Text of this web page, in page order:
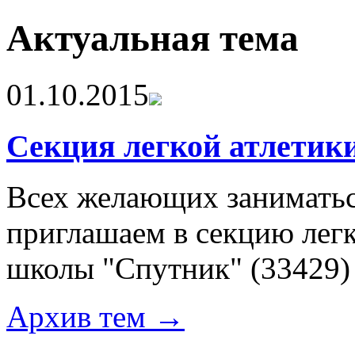
Актуальная тема
01.10.2015
Секция легкой
Всех желающих
приглашаем в секцию
школы "Спутник" (33429)
Архив тем →